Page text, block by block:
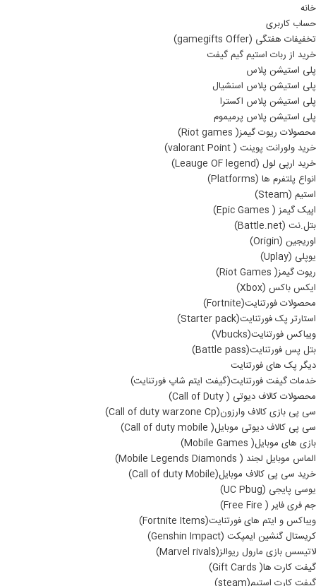
خانه
حساب کاربری
تخفیفات هفتگی (gamegifts Offer)
خرید از ربات استیم گیم گیفت
پلی استیشن پلاس
پلی استیشن پلاس اسنشیال
پلی استیشن پلاس اکسترا
پلی استیشن پلاس پرمیموم
محصولات ریوت گیمز( Riot games)
خرید ولورانت پوینت ( valorant Point)
خرید ارپی لول (Leauge OF legend)
انواع پلتفرم ها (Platforms)
استیم (Steam)
اپیک گیمز ( Epic Games)
بتل.نت (Battle.net)
اوریجین (Origin)
یوپلی (Uplay)
ریوت گیمز( Riot Games)
ایکس باکس (Xbox)
محصولات فورتنایت(Fortnite)
استارتر پک فورتنایت(Starter pack)
ویباکس فورتنایت(Vbucks)
بتل پس فورتنایت(Battle pass)
دیگر پک های فورتنایت
خدمات گیفت فورتنایت(گیفت ایتم شاپ فورتنایت)
محصولات کالاف دیوتی ( Call of Duty)
سی پی بازی کالاف وارزون(Call of duty warzone Cp)
سی پی کالاف دیوتی موبایل( Call of duty mobile)
بازی های موبایل( Mobile Games)
الماس موبایل لجند ( Mobile Legends Diamonds)
خرید سی پی کالاف موبایل(Call of duty Mobile)
یوسی پایجی (UC Pbug)
جم فری فایر ( Free Fire)
ویباکس و ایتم های فورتنایت(Fortnite Items)
کریستال گنشین ایمپکت (Genshin Impact)
لاتیسس بازی مارول ریوالز(Marvel rivals)
گیفت کارت ها( Gift Cards)